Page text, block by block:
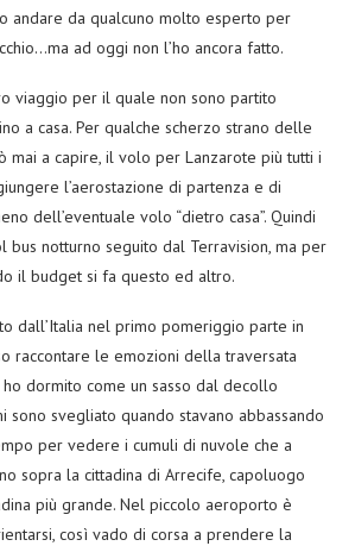
andare da qualcuno molto esperto per
ad oggi non l’ho ancora fatto.
viaggio per il quale non sono partito
a casa. Per qualche scherzo strano delle
mai a capire, il volo per Lanzarote più tutti i
l’aerostazione di partenza e di
dell’eventuale volo “dietro casa”. Quindi
bus notturno seguito dal Terravision, ma per
il budget si fa questo ed altro.
dall’Italia nel primo pomeriggio parte in
raccontare le emozioni della traversata
dormito come un sasso dal decollo
sono svegliato quando stavano abbassando
per vedere i cumuli di nuvole che a
sopra la cittadina di Arrecife, capoluogo
più grande. Nel piccolo aeroporto è
così vado di corsa a prendere la